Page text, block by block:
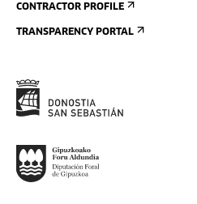
CONTRACTOR PROFILE
TRANSPARENCY PORTAL